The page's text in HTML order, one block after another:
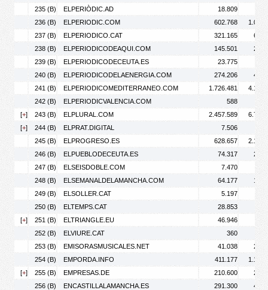
235 (B)
ELPERIÒDIC.AD 18.809
236 (B)
ELPERIODIC.COM 602.768
237 (B)
ELPERIODICO.CAT 321.165
238 (B)
ELPERIODICODEAQUI.COM 145.501
239 (B)
ELPERIODICODECEUTA.ES 23.775
240 (B)
ELPERIODICODELAENERGIA.COM 274.206
241 (B)
ELPERIODICOMEDITERRANEO.COM 1.726.481
242 (B)
ELPERIODICVALENCIA.COM 588
[+] 243 (B) ELPLURAL.COM 2.457.589
[+] 244 (B) ELPRAT.DIGITAL 7.506
245 (B)
ELPROGRESO.ES 628.657
246 (B)
ELPUEBLODECEUTA.ES 74.317
247 (B)
ELSEISDOBLE.COM 7.470
248 (B)
ELSEMANALDELAMANCHA.COM 64.177
249 (B)
ELSOLLER.CAT 5.197
250 (B)
ELTEMPS.CAT 28.853
[+] 251 (B) ELTRIANGLE.EU 46.946
252 (B)
ELVIURE.CAT 360
253 (B)
EMISORASMUSICALES.NET 41.038
254 (B)
EMPORDA.INFO 411.177
[+] 255 (B) EMPRESAS.DE 210.600
256 (B)
ENCASTILLALAMANCHA.ES 291.300